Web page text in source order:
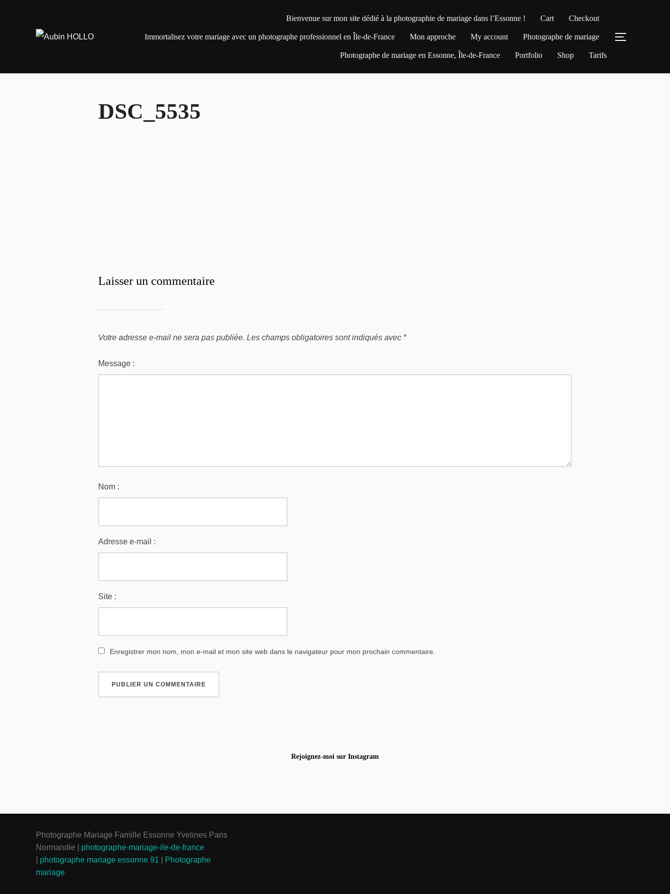
Bienvenue sur mon site dédié à la photographie de mariage dans l’Essonne ! Cart Checkout
Immortalisez votre mariage avec un photographe professionnel en Île-de-France Mon approche My account Photographe de mariage
Photographe de mariage en Essonne, Île-de-France Portfolio Shop Tarifs
DSC_5535
Laisser un commentaire
Votre adresse e-mail ne sera pas publiée. Les champs obligatoires sont indiqués avec *
Message :
Nom :
Adresse e-mail :
Site :
Enregistrer mon nom, mon e-mail et mon site web dans le navigateur pour mon prochain commentaire.
Rejoignez-moi sur Instagram
Photographe Mariage Famille Essonne Yvelines Paris
Normandie | photographe-mariage-ile-de-france
photographe mariage essonne 91
Photographe
mariage